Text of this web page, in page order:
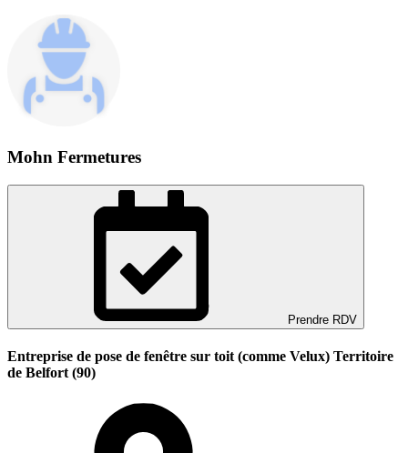
Mohn Fermetures
Prendre RDV
Entreprise de pose de fenêtre sur toit (comme Velux) Territoire
de Belfort (90)